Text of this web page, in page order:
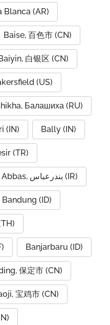
Blanca (AR)
Baise, 百色市 (CN)
白银区 (CN)
(US)
Балашиха (RU)
(IN) Bally (IN)
(TR)
Bandar Abbas, بندرعباس (IR)
Bandung (ID)
Banjarbaru (ID)
保定市 (CN)
宝鸡市 (CN)